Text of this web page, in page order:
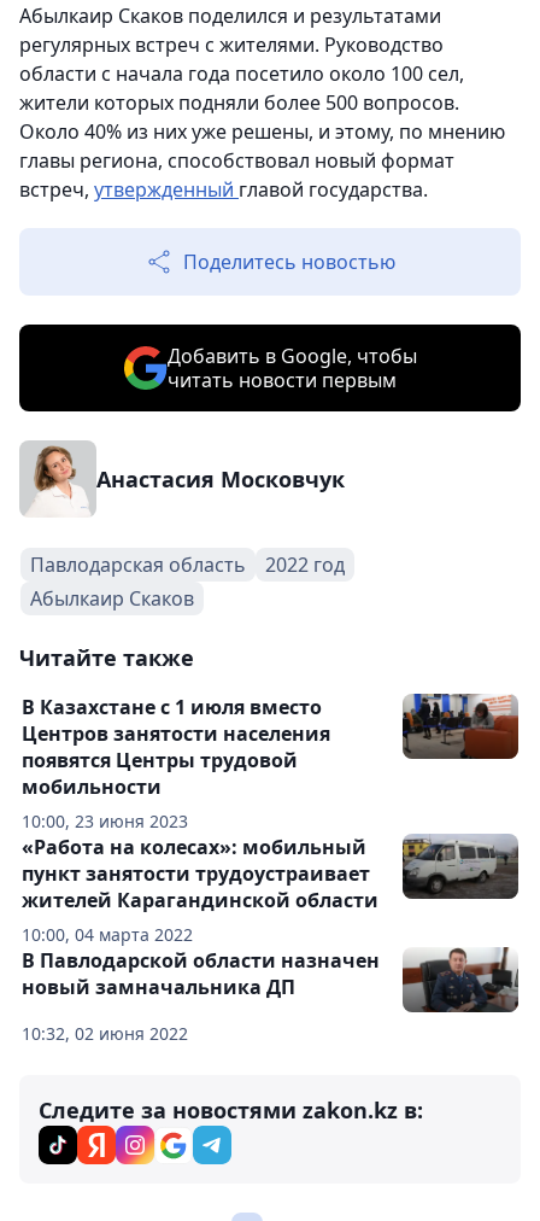
Абылкаир Скаков поделился и результатами
регулярных встреч с жителями. Руководство
области с начала года посетило около 100 сел,
жители которых подняли более 500 вопросов.
Около 40% из них уже решены, и этому, по мнению
главы региона, способствовал новый формат
встреч, утвержденный главой государства.
Поделитесь новостью
Добавить в Google, чтобы
читать новости первым
Анастасия Московчук
Павлодарская область
2022 год
Абылкаир Скаков
Читайте также
10:00, 23 июня 2023
В Казахстане с 1 июля вместо
Центров занятости населения
появятся Центры трудовой
мобильности
10:00, 04 марта 2022
«Работа на колесах»: мобильный
пункт занятости трудоустраивает
жителей Карагандинской области
10:32, 02 июня 2022
В Павлодарской области назначен
новый замначальника ДП
Следите за новостями zakon.kz в: